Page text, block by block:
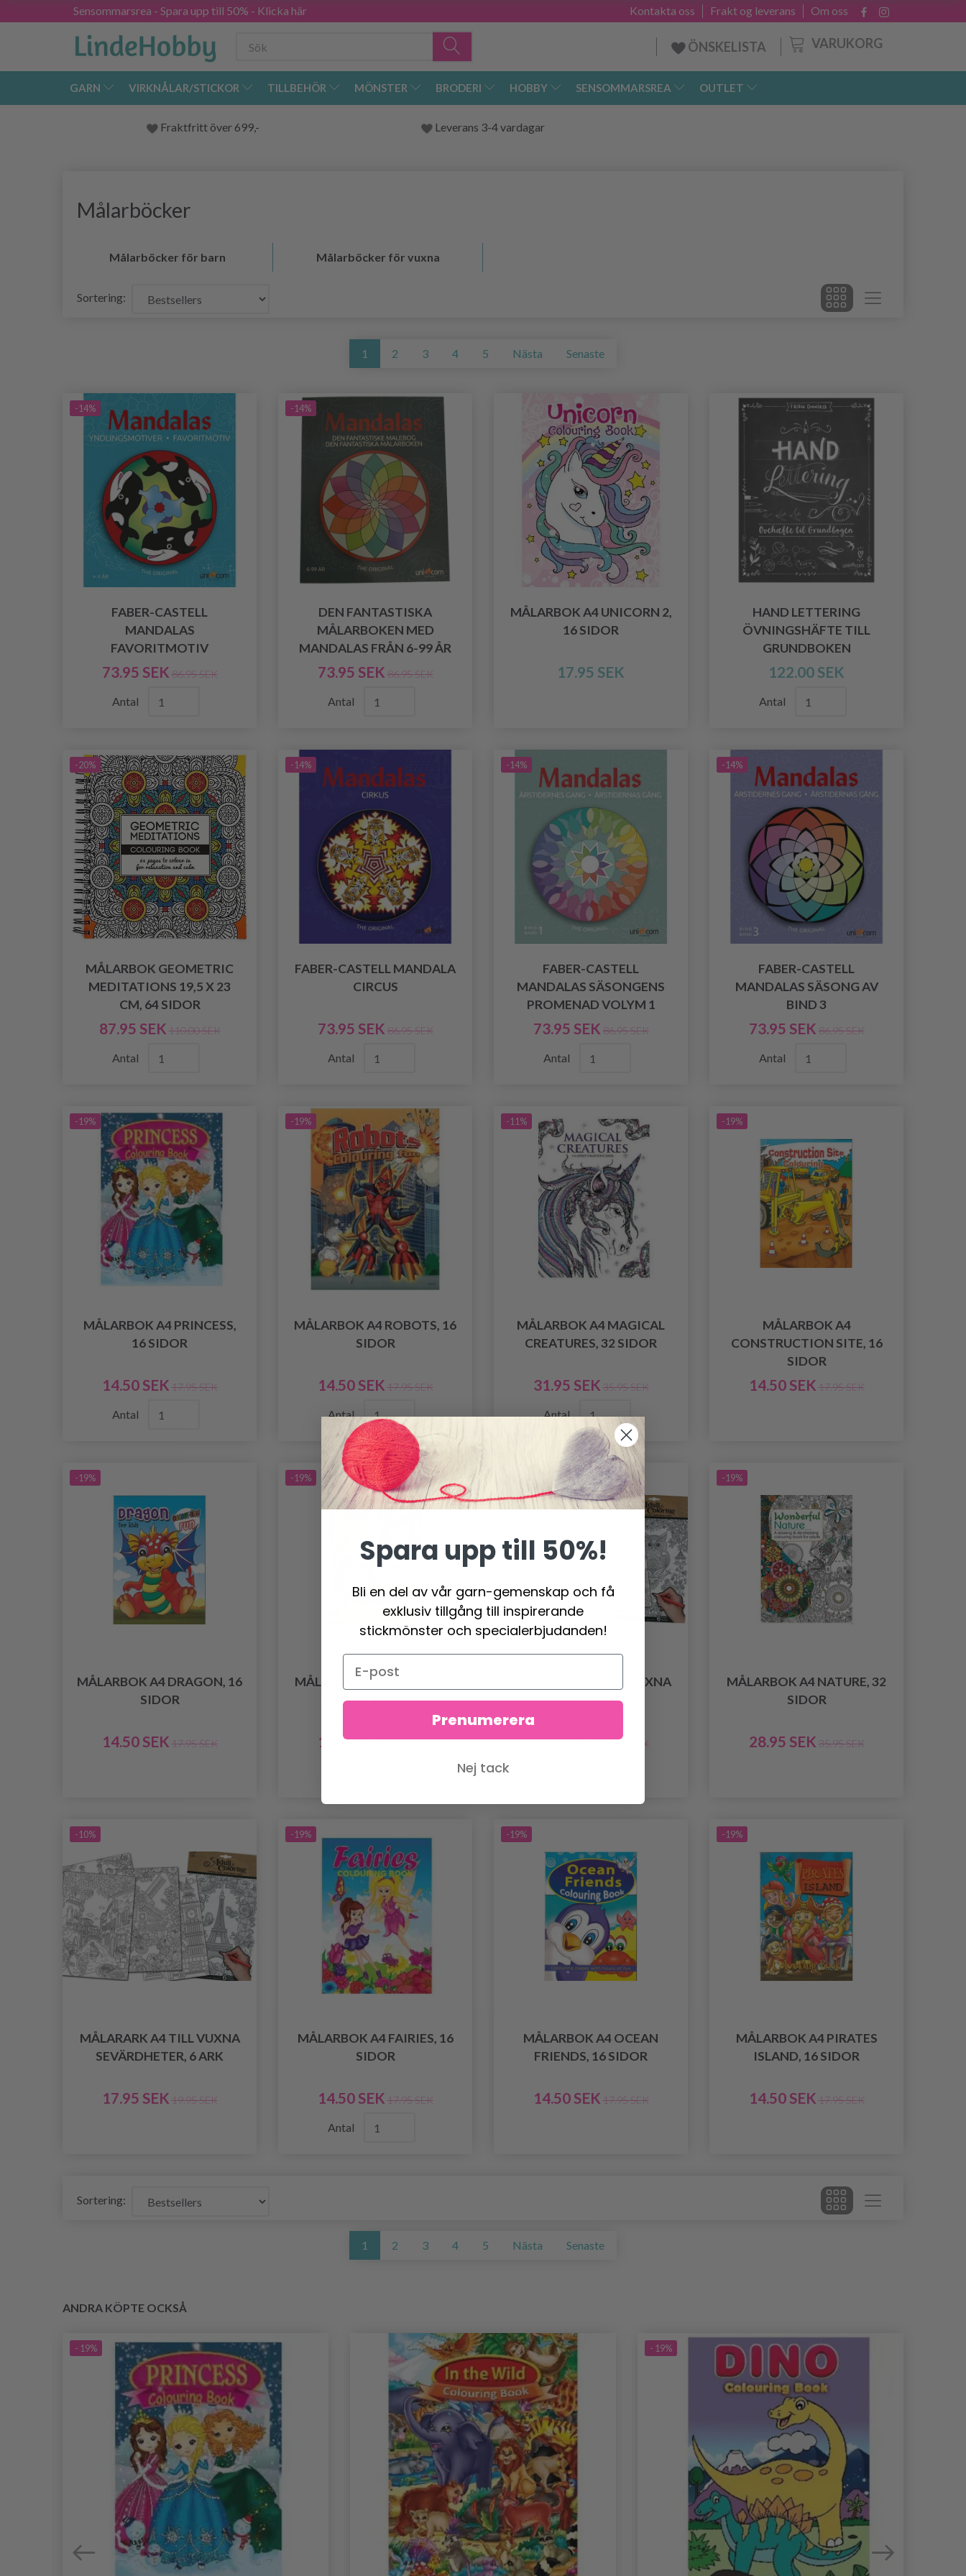
Sensommarsrea - Spara upp till 50% - Klicka här Om oss
Frakt og leverans
Kontakta oss
VARUKORG
ÖNSKELISTA
GARN VIRKNÅLAR/STICKOR TILLBEHÖR MÖNSTER BRODERI HOBBY SENSOMMARSREA OUTLET
Fraktfritt över 699,- Leverans 3-4 vardagar
Målarböcker
Målarböcker för barn Målarböcker för vuxna
Sortering:
1 2 3 4 5 Nästa Senaste
-14%
FABER-CASTELL
MANDALAS
FAVORITMOTIV
73.95 SEK 86.95 SEK
Antal
-14%
DEN FANTASTISKA
MÅLARBOKEN MED
MANDALAS FRÅN 6-99 ÅR
73.95 SEK 86.95 SEK
Antal
MÅLARBOK A4 UNICORN 2,
16 SIDOR
17.95 SEK
HAND LETTERING
ÖVNINGSHÄFTE TILL
GRUNDBOKEN
122.00 SEK
Antal
-20%
MÅLARBOK GEOMETRIC
MEDITATIONS 19,5 X 23
CM, 64 SIDOR
87.95 SEK 110.00 SEK
Antal
-14%
FABER-CASTELL MANDALA
CIRCUS
73.95 SEK 86.95 SEK
Antal
-14%
FABER-CASTELL
MANDALAS SÄSONGENS
PROMENAD VOLYM 1
73.95 SEK 86.95 SEK
Antal
-14%
FABER-CASTELL
MANDALAS SÄSONG AV
BIND 3
73.95 SEK 86.95 SEK
Antal
-19%
MÅLARBOK A4 PRINCESS,
16 SIDOR
14.50 SEK 17.95 SEK
Antal
-19%
MÅLARBOK A4 ROBOTS, 16
SIDOR
14.50 SEK 17.95 SEK
Antal
-11%
MÅLARBOK A4 MAGICAL
CREATURES, 32 SIDOR
31.95 SEK 35.95 SEK
Antal
-19%
MÅLARBOK A4
CONSTRUCTION SITE, 16
SIDOR
14.50 SEK 17.95 SEK
-19%
MÅLARBOK A4 DRAGON, 16
SIDOR
14.50 SEK 17.95 SEK
-19%
MÅLARBOK A4 PRINCESS &
HORSE, 16 SIDOR
14.50 SEK17.95 SEK
MÅLARARK A4 TILL VUXNA
FÅGLAR, 6 ARK
17.95 SEK19.95 SEK
-19%
MÅLARBOK A4 NATURE, 32
SIDOR
28.95 SEK 35.95 SEK
-10%
MÅLARARK A4 TILL VUXNA
SEVÄRDHETER, 6 ARK
17.95 SEK 19.95 SEK
-19%
MÅLARBOK A4 FAIRIES, 16
SIDOR
14.50 SEK 17.95 SEK
Antal
-19%
MÅLARBOK A4 OCEAN
FRIENDS, 16 SIDOR
14.50 SEK 17.95 SEK
-19%
MÅLARBOK A4 PIRATES
ISLAND, 16 SIDOR
14.50 SEK 17.95 SEK
Sortering:
1 2 3 4 5 Nästa Senaste
ANDRA KÖPTE OCKSÅ
- 19% - 19%
Spara upp till 50%!
Bli en del av vår garn-gemenskap och få
exklusiv tillgång till inspirerande
stickmönster och specialerbjudanden!
Prenumerera
Nej tack